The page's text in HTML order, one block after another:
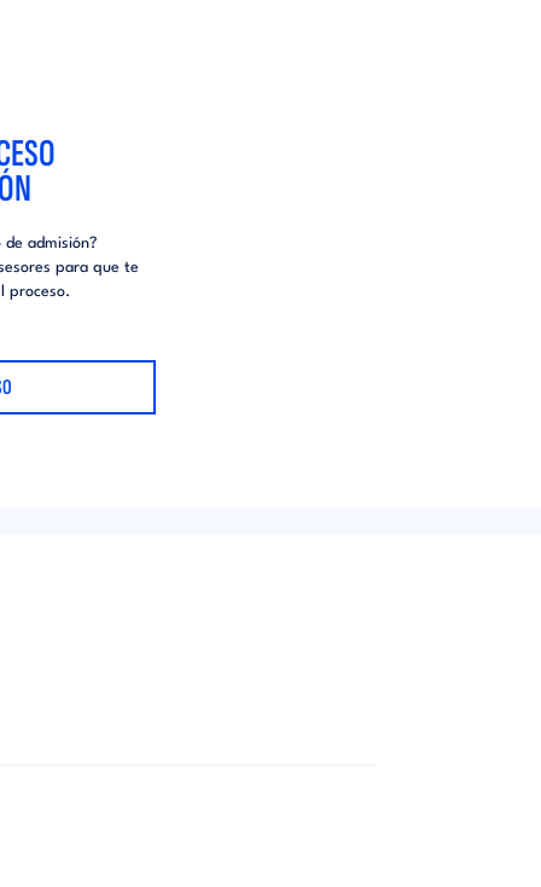
de admisión?
para que te
proceso.